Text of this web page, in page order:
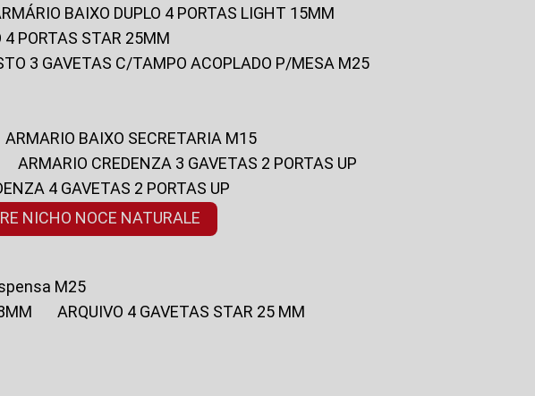
ARMÁRIO BAIXO DUPLO 4 PORTAS LIGHT 15MM
4 PORTAS STAR 25MM
3 GAVETAS C/TAMPO ACOPLADO P/MESA M25
ARMARIO BAIXO SECRETARIA M15
ARMARIO CREDENZA 3 GAVETAS 2 PORTAS UP
4 GAVETAS 2 PORTAS UP
NICHO NOCE NATURALE
M25
ARQUIVO 4 GAVETAS STAR 25 MM